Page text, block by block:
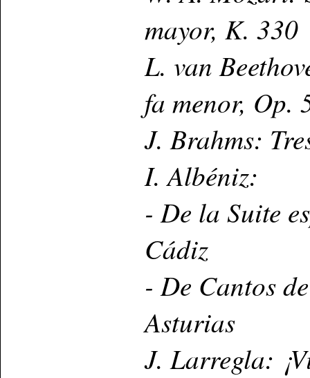
mayor, K. 330
L. van
fa menor, Op.
J. Brahms:
I. Albéniz:
- De la Suite
Cádiz
- De Cantos
Asturias
J. Larregla: